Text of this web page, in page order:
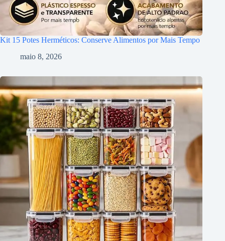
Kit 15 Potes Herméticos: Conserve Alimentos por Mais Tempo
maio 8, 2026